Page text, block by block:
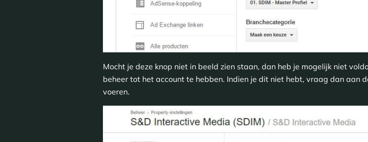
Mocht je deze knop niet in beeld zien staan, dan heb je mogelijk niet
beheer tot het account te hebben. Indien je dit niet hebt, vraag dan aan
voeren.